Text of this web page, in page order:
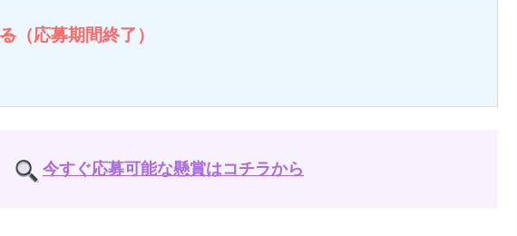
（応募期間終了）
今すぐ応募可能な懸賞はコチラから